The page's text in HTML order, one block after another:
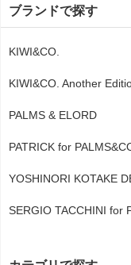
ブランドで探す
KIWI&CO.
KIWI&CO. Another
PALMS & ELORD
PATRICK for
YOSHINORI KOTAKE
SERGIO TACCHINI for